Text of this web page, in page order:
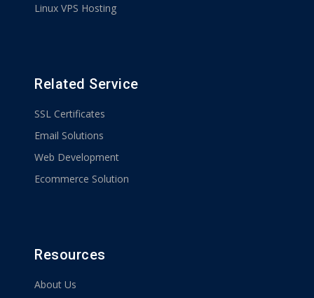
Linux VPS Hosting
Related Service
SSL Certificates
Email Solutions
Web Development
Ecommerce Solution
Resources
About Us